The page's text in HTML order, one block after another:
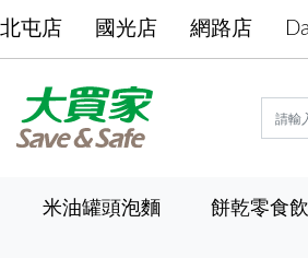
北屯店 國光店 網路店
米油罐頭泡麵 餅乾零食